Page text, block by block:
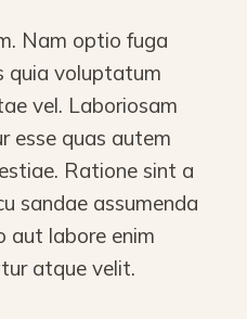
Nam optio fuga
quia voluptatum
vel. Laboriosam
esse quas autem
Ratione sint a
sandae assumenda
aut labore enim
atque velit.